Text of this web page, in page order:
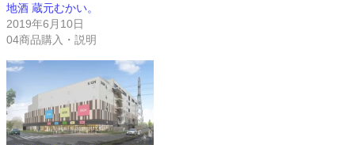
地酒 蔵元むかい。
2019年6月10日
04商品購入・説明